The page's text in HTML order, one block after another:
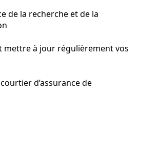
de la recherche et de la
mettre à jour régulièrement vos
d’assurance de